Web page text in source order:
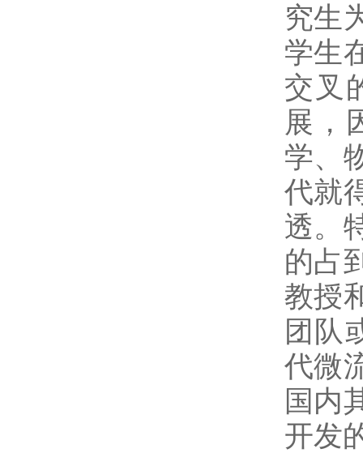
究生
学生
交叉
展，
学、
代就
透。
的占
教授
团队
代微
国内
开发